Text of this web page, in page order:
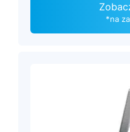
*na